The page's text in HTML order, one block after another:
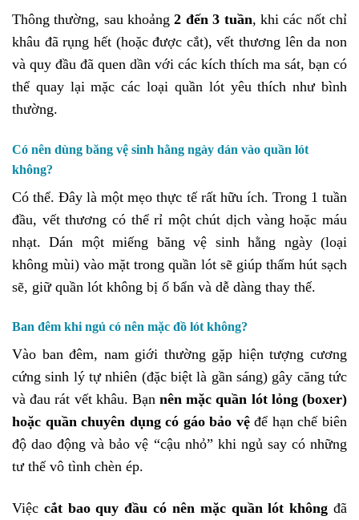
Thông thường, sau khoảng2 đến 3 tuần, khi các nốt chỉ
khâu đã rụng hết (hoặc được cắt), vết thương lên da non
và quy đầu đã quen dần với các kích thích ma sát, bạn có
thể quay lại mặc các loại quần lót yêu thích như bình
thường.
Có nên dùng băng vệ sinh hằng ngày dán vào quần lót
không?
Có thể. Đây là một mẹo thực tế rất hữu ích. Trong 1 tuần
đầu, vết thương có thể rỉ một chút dịch vàng hoặc máu
nhạt. Dán một miếng băng vệ sinh hằng ngày (loại
không mùi) vào mặt trong quần lót sẽ giúp thấm hút sạch
sẽ, giữ quần lót không bị ố bẩn và dễ dàng thay thế.
Ban đêm khi ngủ có nên mặc đồ lót không?
Vào ban đêm, nam giới thường gặp hiện tượng cương
cứng sinh lý tự nhiên (đặc biệt là gần sáng) gây căng tức
và đau rát vết khâu. Bạnnên mặc quần lót lỏng (boxer)
hoặc quần chuyên dụng có gáo bảo vệđể hạn chế biên
độ dao động và bảo vệ “cậu nhỏ” khi ngủ say có những
tư thế vô tình chèn ép.
Việc cắt bao quy đầu có nên mặc quần lót không đã